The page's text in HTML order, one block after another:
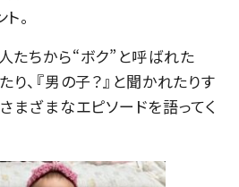
。
たちから“ボク”と呼ばれた
り、『男の子？』と聞かれたりす
まざまなエピソードを語ってく